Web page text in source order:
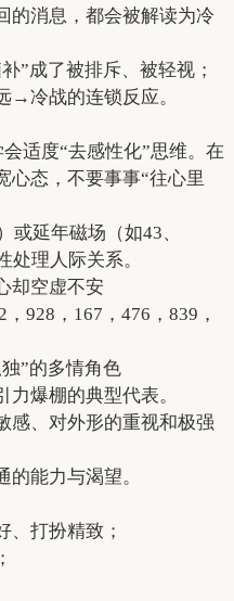
的消息，都会被解读为冷
”成了被排斥、被轻视；
→冷战的连锁反应。
适度“去感性化”思维。在
心态，不要事事“往心里
或延年磁场（如43、
处理人际关系。
却空虚不安
928，167，476，839，
”的多情角色
爆棚的典型代表。
感、对外形的重视和极强
能力与渴望。
、打扮精致；